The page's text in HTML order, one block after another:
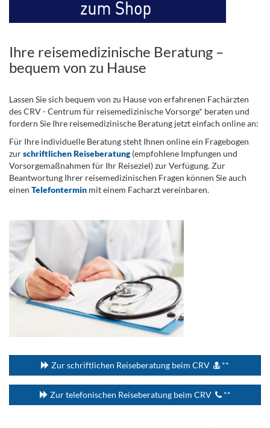
Ihre reisemedizinische Beratung –
bequem von zu Hause
Lassen Sie sich bequem von zu Hause von erfahrenen Fachärzten
des CRV - Centrum für reisemedizinische Vorsorge* beraten und
fordern Sie Ihre reisemedizinische Beratung jetzt einfach online an:
Für Ihre individuelle Beratung steht Ihnen online ein Fragebogen
zurschriftlichen Reiseberatung(empfohlene Impfungen und
Vorsorgemaßnahmen für Ihr Reiseziel) zur Verfügung. Zur
Beantwortung Ihrer reisemedizinischen Fragen können Sie auch
einen Telefontermin mit einem Facharzt vereinbaren.
Zur schriftlichen Reiseberatung beim CRV **
Zur telefonischen Reiseberatung beim CRV **